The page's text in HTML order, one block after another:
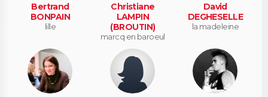
Bertrand
BONPAIN
lille
Christiane
LAMPIN
(BROUTIN)
marcq en baroeul
David
DEGHESELLE
la madeleine